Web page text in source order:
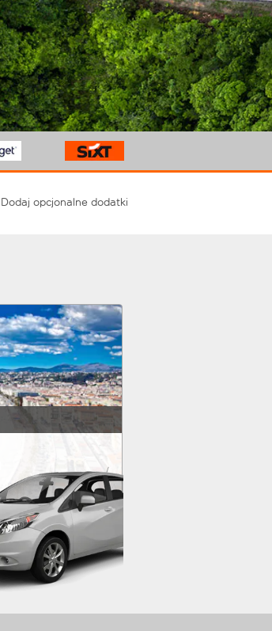
Dodaj opcjonalne dodatki